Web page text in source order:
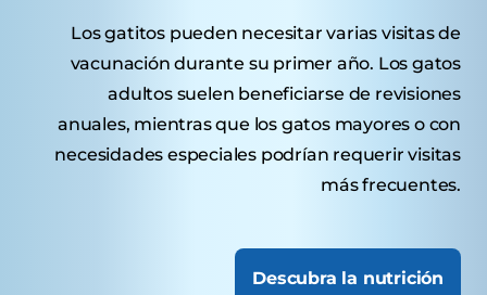
Los gatitos pueden necesitar varias visitas de
vacunación durante su primer año. Los gatos
adultos suelen beneficiarse de revisiones
anuales, mientras que los gatos mayores o con
necesidades especiales podrían requerir visitas
más frecuentes.
Descubra la nutrición